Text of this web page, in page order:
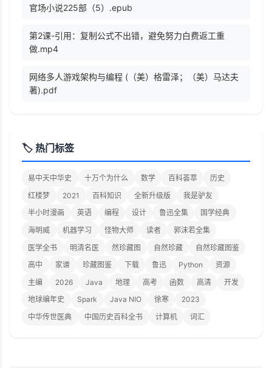
官场小说225部（5）.epub
第2课-引用：复制公式不出错，避免努力白费返工重
做.mp4
网络多人游戏架构与编程 (（美）格雷泽；（美）马达夫
著).pdf
🏷️ 热门标签
易中天中华史 十万个为什么 数学 百科荟萃
历史
红楼梦
2021 百科知识 全新升级版
我是驴友
半小时漫画
英语 编程 设计 鲁迅全集
国学经典
海明威
机器学习 怪物大师 读者
郭沫若全集
医学全书
明清名医 然珍藏图 自然珍藏
自然珍藏图鉴
高中
家谱 珍藏图鉴 下载 鲁迅 Python
资源
主编
2026 Java 地理 高考 函数 高清
开发
地球编年史
Spark Java NIO 徐寒
2023
中华传世医典
中国历史百科全书 计算机 词汇